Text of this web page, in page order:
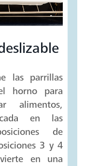
las parrillas
horno para
alimentos,
en las
de
3 y 4
en una